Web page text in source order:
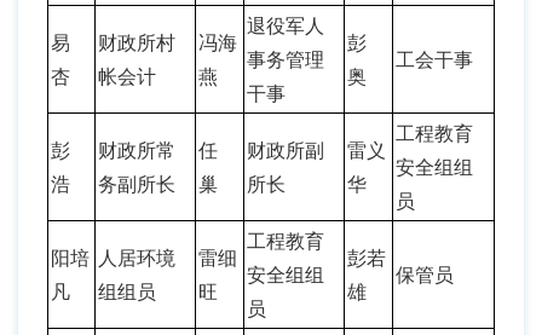
易
杏
财政所村
帐会计
冯海
燕
退役军人
事务管理
干事
彭
奥
工会干事
彭
浩
财政所常
务副所长
任
巢
财政所副
所长
雷义
华
工程教育
安全组组
员
阳培
凡
人居环境
组组员
雷细
旺
工程教育
安全组组
员
彭若
雄
保管员